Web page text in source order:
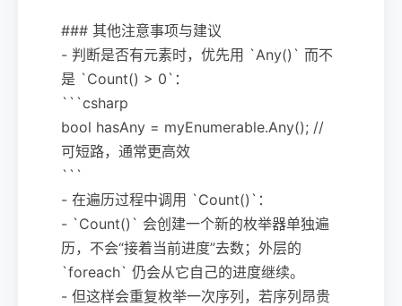
### 其他注意事项与建议
- 判断是否有元素时，优先用 `Any()` 而不
是 `Count() > 0`：
```csharp
bool hasAny = myEnumerable.Any(); //
可短路，通常更高效
```
- 在遍历过程中调用 `Count()`：
- `Count()` 会创建一个新的枚举器单独遍
历，不会“接着当前进度”去数；外层的
`foreach` 仍会从它自己的进度继续。
- 但这样会重复枚举一次序列，若序列昂贵